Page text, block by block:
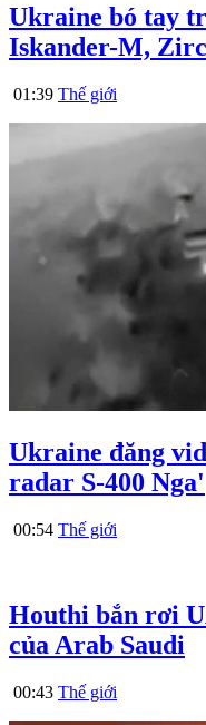
Ukraine bó tay
Iskander-M,
01:39 Thế giới
Ukraine đăng
radar S-400 Nga'
00:54 Thế giới
Houthi bắn rơi
của Arab Saudi
00:43 Thế giới